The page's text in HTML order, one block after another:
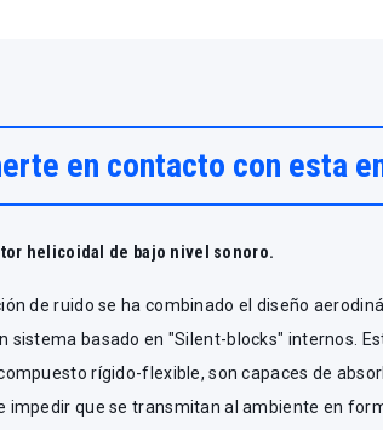
en contacto con esta
helicoidal de bajo nivel sonoro.
de ruido se ha combinado el diseño
sistema basado en "Silent-blocks" internos.
rígido-flexible, son capaces de
impedir que se transmitan al ambiente en